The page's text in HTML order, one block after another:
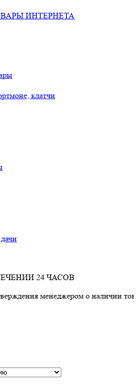
ИНТЕРНЕТА
клатчи
24 ЧАСОВ
менеджером о наличии товара.